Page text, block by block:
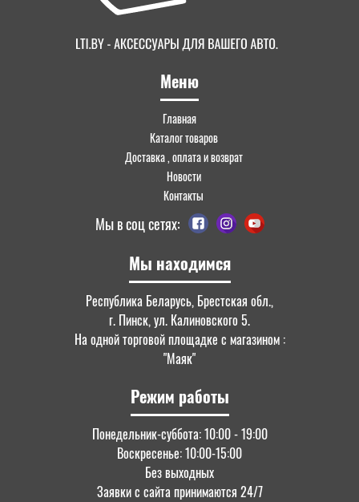
Мы находимся
Республика Беларусь, Брестская обл.,
г. Пинск, ул. Калиновского 5.
На одной торговой площадке с магазином :
"Маяк"
Режим работы
Понедельник-суббота: 10:00 - 19:00
Воскресенье: 10:00-15:00
Без выходных
Заявки с сайта принимаются 24/7
Меню
Главная
Каталог товаров
Доставка , оплата и возврат
Новости
Контакты
Мы в соц сетях: